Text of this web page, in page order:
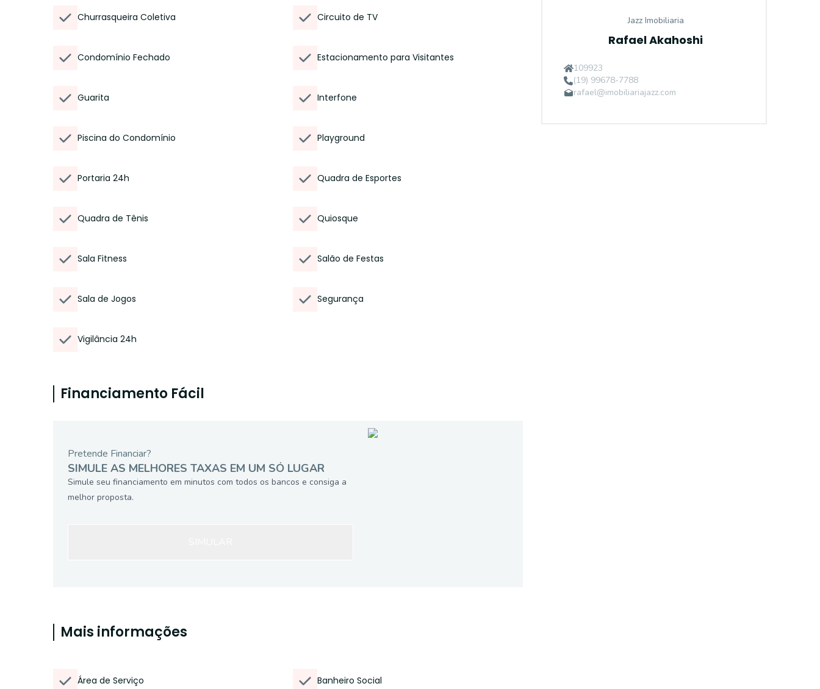
Churrasqueira Coletiva Circuito de TV
Condomínio Fechado Estacionamento para Visitantes
Guarita Interfone
Piscina do Condomínio Playground
Portaria 24h Quadra de Esportes
Quadra de Tênis Quiosque
Sala Fitness Salão de Festas
Sala de Jogos Segurança
Vigilância 24h
Financiamento Fácil
Pretende Financiar?
SIMULE AS MELHORES TAXAS EM UM SÓ LUGAR
Simule seu financiamento em minutos com todos os bancos e consiga a
melhor proposta.
Mais informações
Área de Serviço Banheiro Social
Jazz Imobiliaria
Rafael Akahoshi
109923
(19) 99678-7788
rafael@imobiliariajazz.com